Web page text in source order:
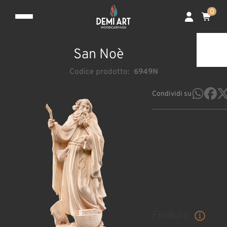
0
San Noè
Codice prodotto: 6949N
Condividi su